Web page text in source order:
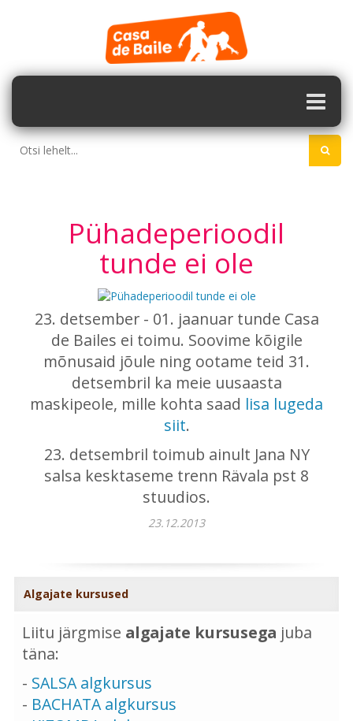
Pühadeperioodil
tunde ei ole
23. detsember - 01. jaanuar tunde Casa
de Bailes ei toimu. Soovime kõigile
mõnusaid jõule ning ootame teid 31.
detsembril ka meie uusaasta
maskipeole, mille kohta saad lisa lugeda
siit.
23. detsembril toimub ainult Jana NY
salsa kesktaseme trenn Rävala pst 8
stuudios.
23.12.2013
Algajate kursused
Liitu järgmise algajate kursusega juba
täna:
- SALSA algkursus
- BACHATA algkursus